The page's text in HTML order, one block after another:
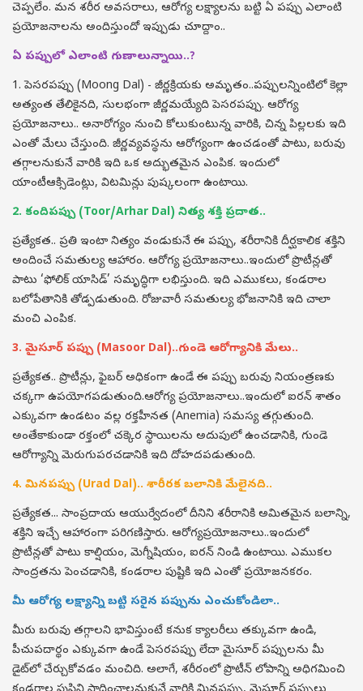
చెప్పలేం. మన శరీర అవసరాలు, ఆరోగ్య లక్ష్యాలను బట్టి ఏ పప్పు ఎలాంటి
ప్రయోజనాలను అందిస్తుందో ఇప్పుడు చూద్దాం..
ఏ పప్పులో ఎలాంటి గుణాలున్నాయి..?
1. పెసరపప్పు (Moong Dal) - జీర్ణక్రియకు అమృతం..పప్పులన్నింటిలో కెల్లా
అత్యంత తేలికైనది, సులభంగా జీర్ణమయ్యేది పెసరపప్పు. ఆరోగ్య
ప్రయోజనాలు.. అనారోగ్యం నుంచి కోలుకుంటున్న వారికి, చిన్న పిల్లలకు ఇది
ఎంతో మేలు చేస్తుంది. జీర్ణవ్యవస్థను ఆరోగ్యంగా ఉంచడంతో పాటు, బరువు
తగ్గాలనుకునే వారికి ఇది ఒక అద్భుతమైన ఎంపిక. ఇందులో
యాంటీఆక్సిడెంట్లు, విటమిన్లు పుష్కలంగా ఉంటాయి.
2. కందిపప్పు (Toor/Arhar Dal) నిత్య శక్తి ప్రదాత..
ప్రత్యేకత.. ప్రతి ఇంటా నిత్యం వండుకునే ఈ పప్పు, శరీరానికి దీర్ఘకాలిక శక్తిని
అందించే సమతుల్య ఆహారం. ఆరోగ్య ప్రయోజనాలు..ఇందులో ప్రొటీన్లతో
పాటు ‘ఫోలిక్ యాసిడ్’ సమృద్ధిగా లభిస్తుంది. ఇది ఎముకలు, కండరాల
బలోపేతానికి తోడ్పడుతుంది. రోజువారీ సమతుల్య భోజనానికి ఇది చాలా
మంచి ఎంపిక.
3. మైసూర్ పప్పు (Masoor Dal)..గుండె ఆరోగ్యానికి మేలు..
ప్రత్యేకత.. ప్రొటీన్లు, ఫైబర్ అధికంగా ఉండే ఈ పప్పు బరువు నియంత్రణకు
చక్కగా ఉపయోగపడుతుంది.ఆరోగ్య ప్రయోజనాలు..ఇందులో ఐరన్ శాతం
ఎక్కువగా ఉండటం వల్ల రక్తహీనత (Anemia) సమస్య తగ్గుతుంది.
అంతేకాకుండా రక్తంలో చక్కెర స్థాయిలను అదుపులో ఉంచడానికి, గుండె
ఆరోగ్యాన్ని మెరుగుపరచడానికి ఇది దోహదపడుతుంది.
4. మినపప్పు (Urad Dal).. శారీరక బలానికి మేలైనది..
ప్రత్యేకత... సాంప్రదాయ ఆయుర్వేదంలో దీనిని శరీరానికి అమితమైన బలాన్ని,
శక్తిని ఇచ్చే ఆహారంగా పరిగణిస్తారు. ఆరోగ్యప్రయోజనాలు..ఇందులో
ప్రొటీన్లతో పాటు కాల్షియం, మెగ్నీషియం, ఐరన్ నిండి ఉంటాయి. ఎముకల
సాంద్రతను పెంచడానికి, కండరాల పుష్టికి ఇది ఎంతో ప్రయోజనకరం.
మీ ఆరోగ్య లక్ష్యాన్ని బట్టి సరైన పప్పును ఎంచుకోండిలా..
మీరు బరువు తగ్గాలని భావిస్తుంటే కనుక క్యాలరీలు తక్కువగా ఉండి,
పీచుపదార్థం ఎక్కువగా ఉండే పెసరపప్పు లేదా మైసూర్ పప్పులను మీ
డైట్‌లో చేర్చుకోవడం మంచిది. అలాగే, శరీరంలో ప్రొటీన్ లోపాన్ని అధిగమించి